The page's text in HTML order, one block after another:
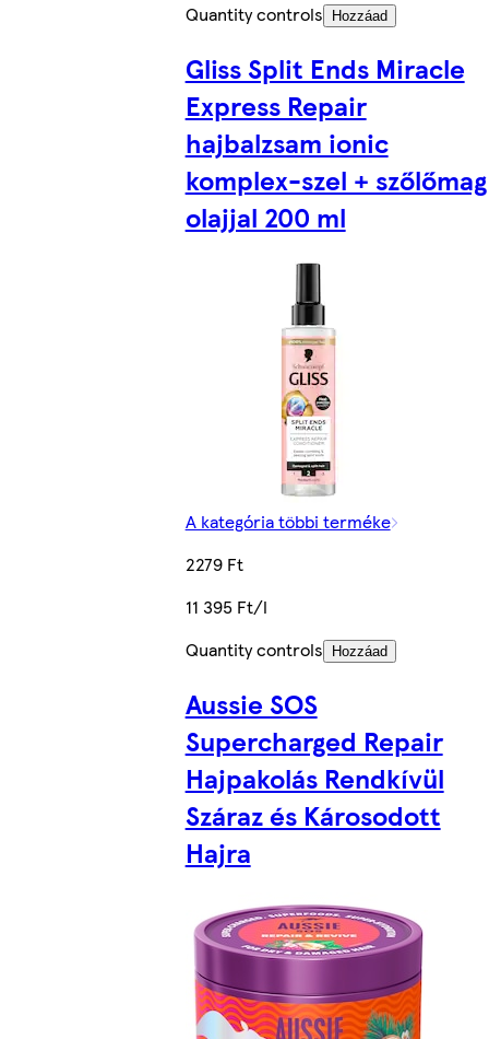
Quantity controls
Hozzáad
Gliss Split Ends Miracle
Express Repair
hajbalzsam ionic
komplex-szel + szőlőmag
olajjal 200 ml
A kategória többi terméke
2279 Ft
11 395 Ft/l
Quantity controls
Hozzáad
Aussie SOS
Supercharged Repair
Hajpakolás Rendkívül
Száraz és Károsodott
Hajra